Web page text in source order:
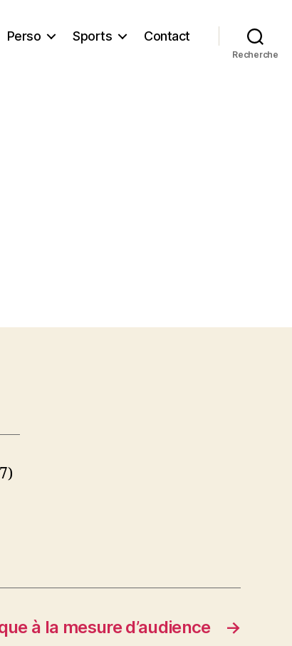
Perso Sports Contact
Recherche
→
à la mesure d’audience